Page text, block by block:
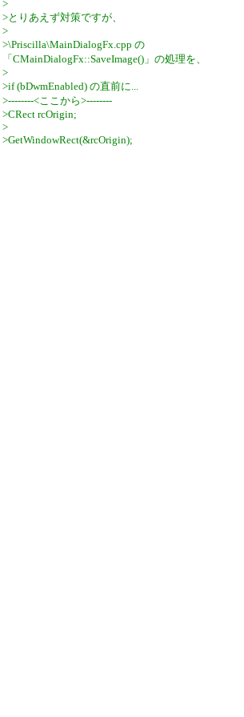
>
>とりあえず対策ですが、
>
>\Priscilla\MainDialogFx.cpp の
「CMainDialogFx::SaveImage()」の処理を、
>
>if (bDwmEnabled) の直前に...
>--------<ここから>--------
>CRect rcOrigin;
>
>GetWindowRect(&rcOrigin);